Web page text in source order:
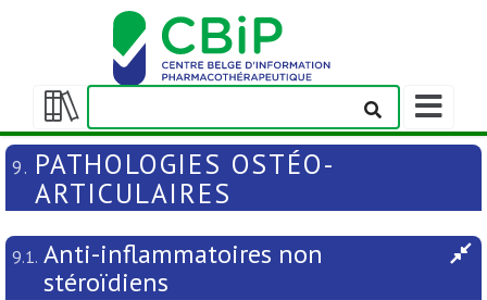
Afficher/masquer
la
table
des
Afficher/
la
barre
9. PATHOLOGIES OSTÉO-
ARTICULAIRES
9.1. Anti-inflammatoires non
stéroïdiens